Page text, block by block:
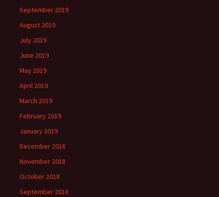
September 2019
August 2019
July 2019
June 2019
May 2019
April 2019
March 2019
February 2019
January 2019
December 2018
November 2018
October 2018
September 2018